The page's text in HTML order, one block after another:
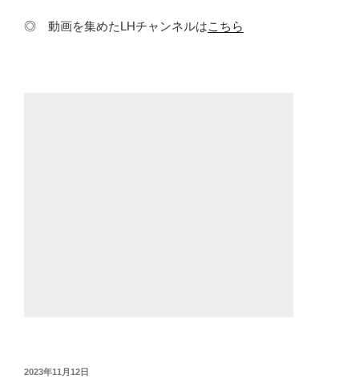
◎ 動画を集めたLHチャンネルはこちら
投
2023年11月12日